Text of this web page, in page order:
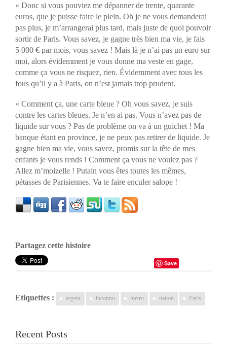
« Donc si vous pouviez me dépanner de trente, quarante
euros, que je puisse faire le plein. Oh je ne vous demanderai
pas plus, je m’arrangerai plus tard, mais juste de quoi pouvoir
sortir de Paris. Vous savez, je gagne très bien ma vie, je fais
5 000 € par mois, vous savez ! Mais là je n’ai pas un euro sur
moi, alors évidemment je vous donne ma veste en gage,
comme ça vous ne risquez, rien. Évidemment avec tous les
fous qu’il y a à Paris, on n’est jamais trop prudent.
« Comment ça, une carte bleue ? Oh vous savez, je suis
contre les cartes bleues. Je n’en ai pas. Vous n’avez pas de
liquide sur vous ? Pas de problème on va à un guichet ! Ma
banque étant en province, je ne peux pas retirer de liquide. Je
gagne bien ma vie, vous savez, promis sur la tête de mes
enfants je vous rends ! Comment ça vous ne voulez pas ?
Allez m’moizelle ! Putain vous êtes toutes les mêmes,
pétasses de Parisiennes. Va te faire enculer salope !
Partagez cette histoire
Save
Etiquettes : argent inconnu métro nation Paris
Recent Posts